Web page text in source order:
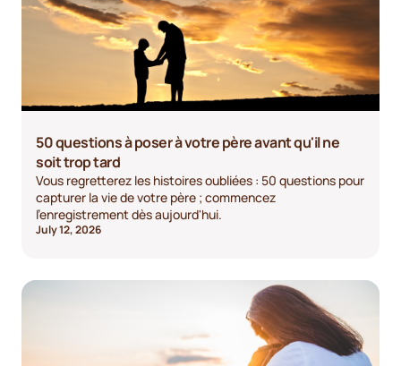
50 questions à poser à votre père avant qu'il ne
soit trop tard
Vous regretterez les histoires oubliées : 50 questions pour
capturer la vie de votre père ; commencez
l'enregistrement dès aujourd'hui.
July 12, 2026